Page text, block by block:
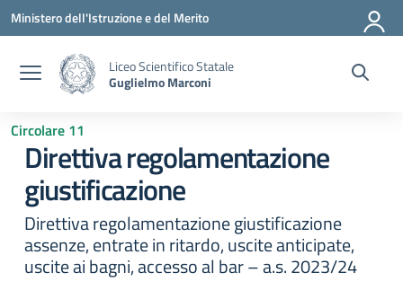
Vai ai contenuti
Vai al menu di navigazione
Vai al footer
Ministero dell'Istruzione e del Merito
Liceo Scientifico Statale
Guglielmo Marconi
Circolare 11
Direttiva regolamentazione
giustificazione
Direttiva regolamentazione giustificazione
assenze, entrate in ritardo, uscite anticipate,
uscite ai bagni, accesso al bar – a.s. 2023/24